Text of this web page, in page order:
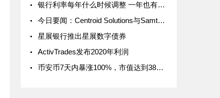
银行利率每年什么时候调整 一年也有两次调整
今日要闻：Centroid Solutions与Samtrade FX建立战略合作；金融委员会警告虚假交易商GS4 Trade；南非FSCA对Ithala Capital Investments发出警
星展银行推出星展数字债券
ActivTrades发布2020年利润
币安币7天内暴涨100%，市值达到380亿美元